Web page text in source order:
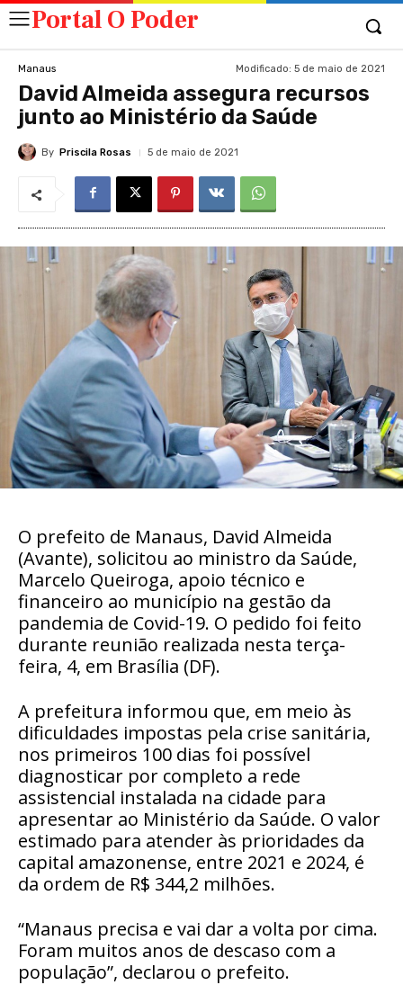
Portal O Poder
Manaus Modificado: 5 de maio de 2021
David Almeida assegura recursos
junto ao Ministério da Saúde
By Priscila Rosas 5 de maio de 2021
O prefeito de Manaus, David Almeida
(Avante), solicitou ao ministro da Saúde,
Marcelo Queiroga, apoio técnico e
financeiro ao município na gestão da
pandemia de Covid-19. O pedido foi feito
durante reunião realizada nesta terça-
feira, 4, em Brasília (DF).
A prefeitura informou que, em meio às
dificuldades impostas pela crise sanitária,
nos primeiros 100 dias foi possível
diagnosticar por completo a rede
assistencial instalada na cidade para
apresentar ao Ministério da Saúde. O valor
estimado para atender às prioridades da
capital amazonense, entre 2021 e 2024, é
da ordem de R$ 344,2 milhões.
“Manaus precisa e vai dar a volta por cima.
Foram muitos anos de descaso com a
população”, declarou o prefeito.